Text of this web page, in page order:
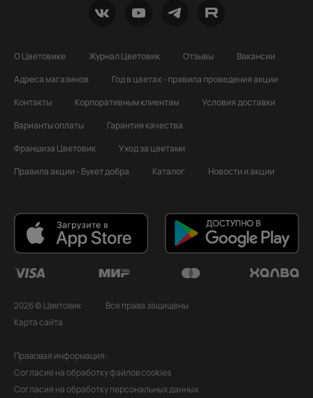
О Цветовике Журнал Цветовик Отзывы
Вакансии
Адреса магазинов
Год в цветах - правила проведения акции
Контакты
Корпоративным клиентам
Условия доставки
Варианты оплаты
Гарантия качества
Франшиза Цветовик
Уход за цветами
Правила акции - Букет добра
Каталог Новости и акции
2026 © Цветовик
Все права защищены
Карта сайта
Правовая информация:
Согласие на обработку файлов cookies
Согласия на обработку персональных данных